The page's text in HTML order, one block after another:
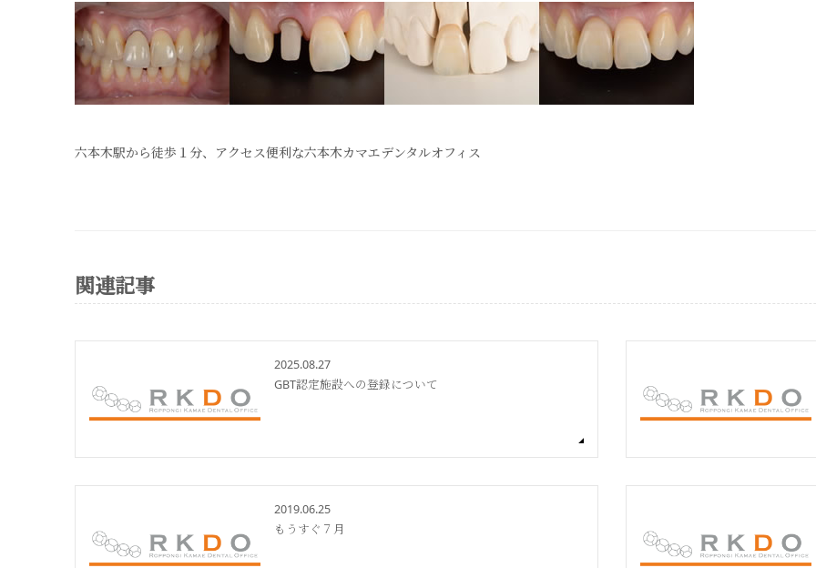
六本木駅から徒歩１分、アクセス便利な六本木カマエデンタルオフィス
関連記事
2025.08.27
GBT認定施設への登録について
2019.06.25
もうすぐ７月